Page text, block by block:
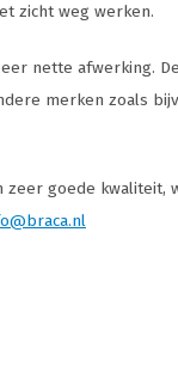
zicht weg werken.
nette afwerking.
merken zoals
goede